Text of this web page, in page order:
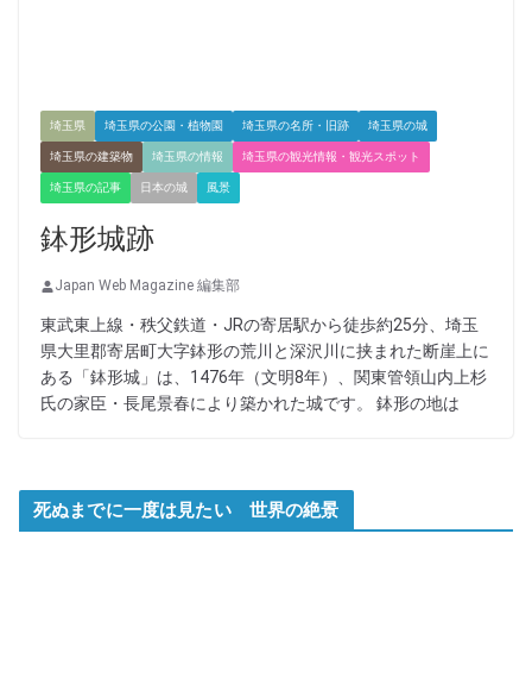
埼玉県 埼玉県の公園・植物園 埼玉県の名所・旧跡 埼玉県の城
埼玉県の建築物 埼玉県の情報 埼玉県の観光情報・観光スポット
埼玉県の記事 日本の城 風景
鉢形城跡
Japan Web Magazine 編集部
東武東上線・秩父鉄道・JRの寄居駅から徒歩約25分、埼玉
県大里郡寄居町大字鉢形の荒川と深沢川に挟まれた断崖上に
ある「鉢形城」は、1476年（文明8年）、関東管領山内上杉
氏の家臣・長尾景春により築かれた城です。 鉢形の地は
死ぬまでに一度は見たい 世界の絶景